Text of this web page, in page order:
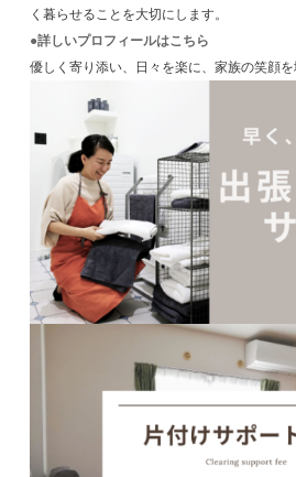
く暮らせることを大切にします。
●詳しいプロフィールはこちら
優しく寄り添い、日々を楽に、家族の笑顔を